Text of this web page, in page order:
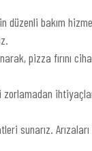
düzenli bakım
pizza fırını
sunarız. Arızaları